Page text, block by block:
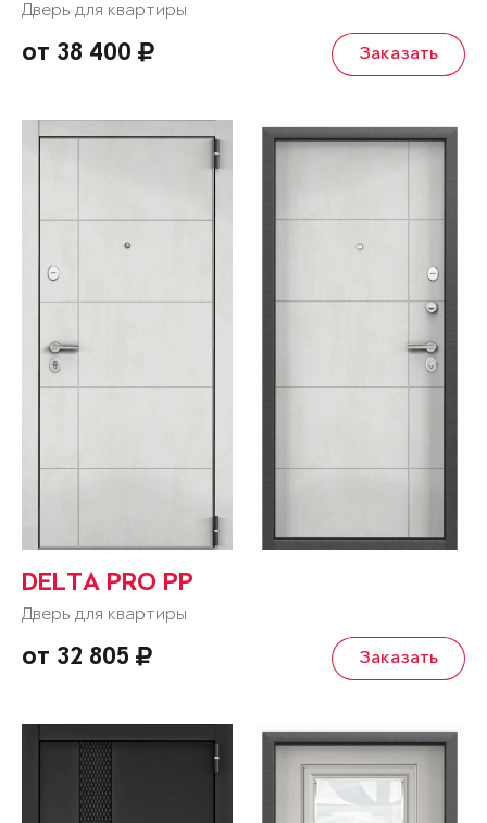
Дверь для квартиры
от 38 400 Заказать
DELTA PRO PP
Дверь для квартиры
от 32 805 Заказать